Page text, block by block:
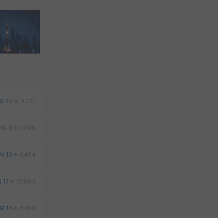
25 9732
3 3889
16 6494
12 20063
16 6489